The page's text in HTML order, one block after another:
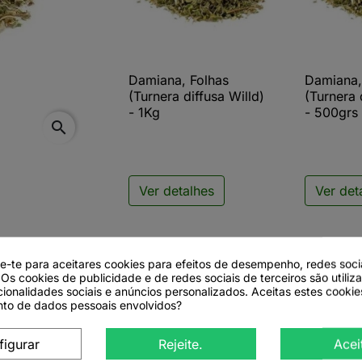
search
 Vista rápida
Damiana, Folhas
(Turnera diffusa Willd)
- 1Kg
Ver detalhes

(Turnera
- 500grs
Ver
diffusa, sin. Turnera
te para aceitares cookies para efeitos de desempenho, redes
cookies de publicidade e de redes sociais de terceiros são
sociais e anúncios personalizados. Aceitas estes
de dados pessoais envolvidos?
Rejeite.